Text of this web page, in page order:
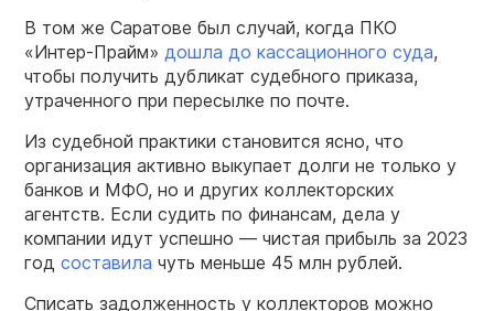
В том же Саратове был случай, когда ПКО
«Интер-Прайм» дошла до кассационного суда,
чтобы получить дубликат судебного приказа,
утраченного при пересылке по почте.
Из судебной практики становится ясно, что
организация активно выкупает долги не только у
банков и МФО, но и других коллекторских
агентств. Если судить по финансам, дела у
компании идут успешно — чистая прибыль за 2023
год составила чуть меньше 45 млн рублей.
Списать задолженность у коллекторов можно